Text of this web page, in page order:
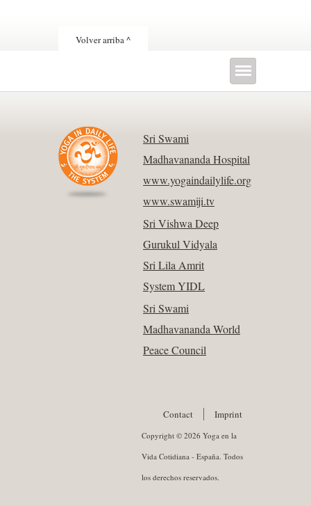
Volver arriba ^
Sri Swami
Madhavananda Hospital
www.yogaindailylife.org
www.swamiji.tv
Sri Vishwa Deep
Gurukul Vidyala
Sri Lila Amrit
System YIDL
Sri Swami
Madhavananda World
Peace Council
Contact Imprint
Copyright © 2026 Yoga en la
Vida Cotidiana - España. Todos
los derechos reservados.